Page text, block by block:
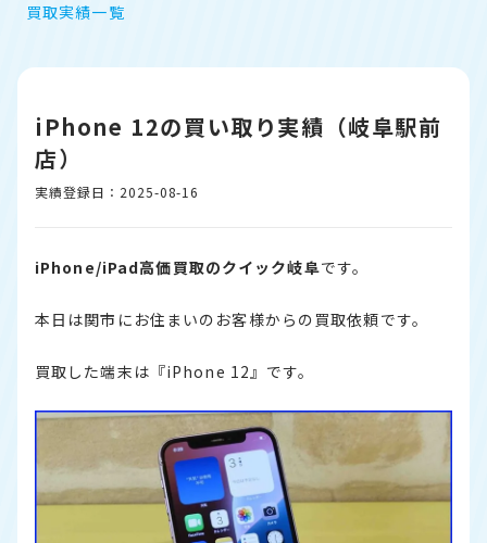
買取実績一覧
iPhone 12の買い取り実績（岐阜駅前
店）
実績登録日：2025-08-16
iPhone/iPad高価買取のクイック岐阜です。
本日は関市にお住まいのお客様からの買取依頼です。
買取した端末は『iPhone 12』です。